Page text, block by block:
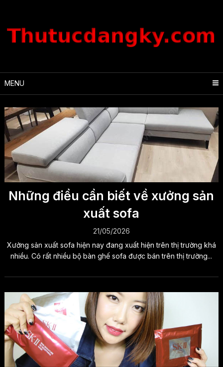
content
MENU
Những điều cần biết về xưởng sản
xuất sofa
21/05/2026
Xưởng sản xuất sofa hiện nay đang xuất hiện trên thị trường khá
nhiều. Có rất nhiều bộ bàn ghế sofa được bán trên thị trường...